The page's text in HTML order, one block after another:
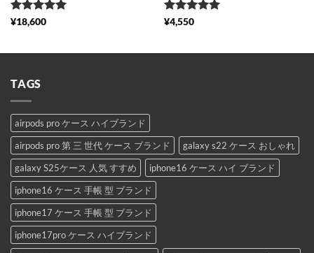
5段階中
¥18,600 5段階中
¥4,550
TAGS
airpods pro ケース ハイブランド
airpods pro 第 三 世代 ケース ブランド
galaxy s22 ケース おしゃれ
galaxy S25ケース 人気 すすめ
iphone16 ケース ハイ ブランド
iphone16 ケース 手帳 型 ブランド
iphone17 ケース 手帳 型 ブランド
iphone17pro ケース ハイブランド